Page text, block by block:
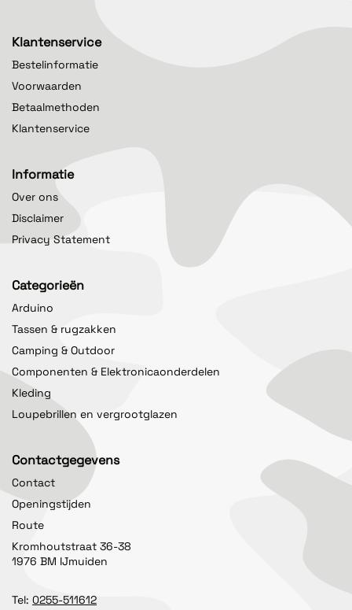
Klantenservice
Bestelinformatie
Voorwaarden
Betaalmethoden
Klantenservice
Informatie
Over ons
Disclaimer
Privacy Statement
Categorieën
Arduino
Tassen & rugzakken
Camping & Outdoor
Componenten & Elektronicaonderdelen
Kleding
Loupebrillen en vergrootglazen
Contactgegevens
Contact
Openingstijden
Route
Kromhoutstraat 36-38
1976 BM IJmuiden
Tel: 0255-511612